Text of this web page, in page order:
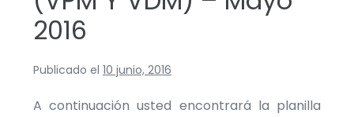
2016
Publicado el 10 junio, 2016
A continuación usted encontrará la planilla